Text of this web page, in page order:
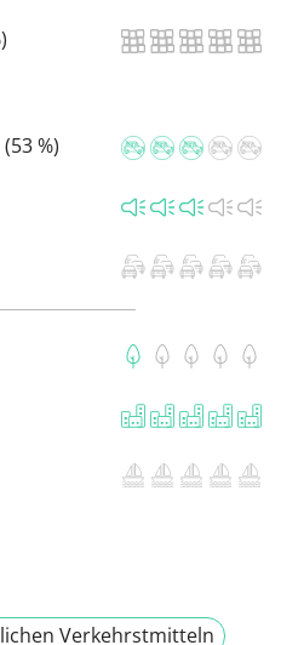
%)
Verkehrstmitteln